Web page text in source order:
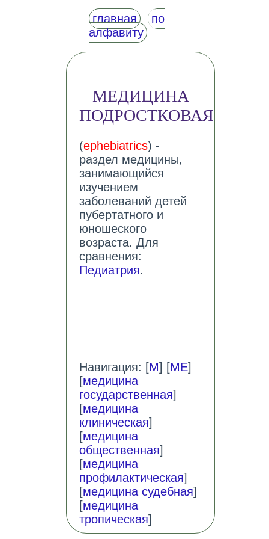
главная
по
алфавиту
МЕДИЦИНА
ПОДРОСТКОВАЯ
(ephebiatrics) -
раздел медицины,
занимающийся
изучением
заболеваний детей
пубертатного и
юношеского
возраста. Для
сравнения:
Педиатрия.
Навигация: [М] [МЕ]
[медицина
государственная]
[медицина
клиническая]
[медицина
общественная]
[медицина
профилактическая]
[медицина судебная]
[медицина
тропическая]